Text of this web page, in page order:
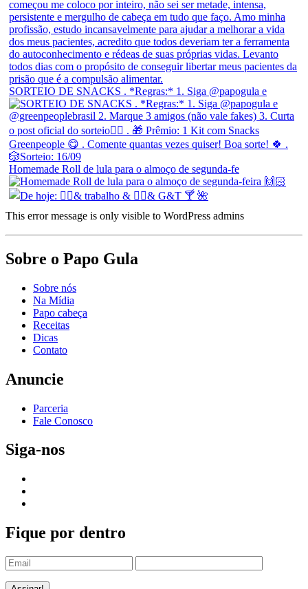
SORTEIO DE SNACKS . *Regras:* 1. Siga @papogula e
Homemade Roll de lula para o almoço de segunda-fe
This error message is only visible to WordPress admins
Sobre o Papo Gula
Sobre nós
Na Mídia
Papo cabeça
Receitas
Dicas
Contato
Anuncie
Parceria
Fale Conosco
Siga-nos
Fique por dentro